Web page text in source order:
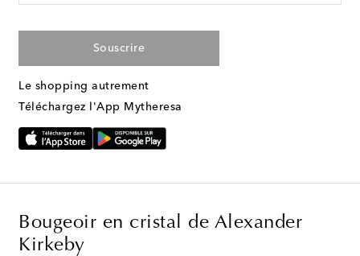
Souscrire
Le shopping autrement
Téléchargez l'App Mytheresa
Bougeoir en cristal de Alexander
Kirkeby